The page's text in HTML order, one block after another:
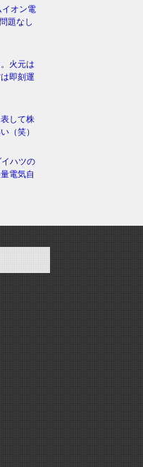
オン電
題なし
火元は
即刻運
して株
（笑）
ハツの
電気自